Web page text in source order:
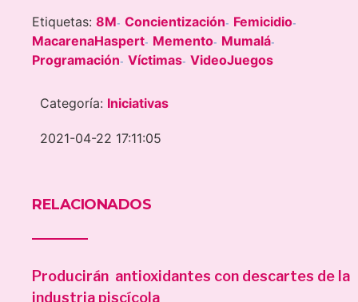
Etiquetas: 8M- Concientización- Femicidio-
MacarenaHaspert- Memento- Mumalá-
Programación- Víctimas- VideoJuegos
Categoría: Iniciativas
2021-04-22 17:11:05
RELACIONADOS
Producirán antioxidantes con descartes de la
industria piscícola